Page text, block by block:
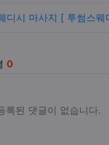
디시 마사지 [ 투썸스웨
0
록된 댓글이 없습니다.